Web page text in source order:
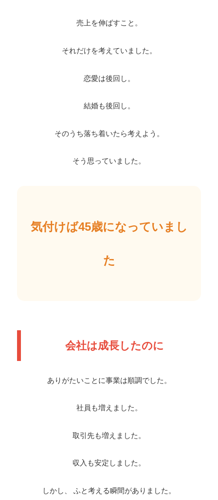
売上を伸ばすこと。
それだけを考えていました。
恋愛は後回し。
結婚も後回し。
そのうち落ち着いたら考えよう。
そう思っていました。
気付けば45歳になっていまし
た
会社は成長したのに
ありがたいことに事業は順調でした。
社員も増えました。
取引先も増えました。
収入も安定しました。
しかし、 ふと考える瞬間がありました。